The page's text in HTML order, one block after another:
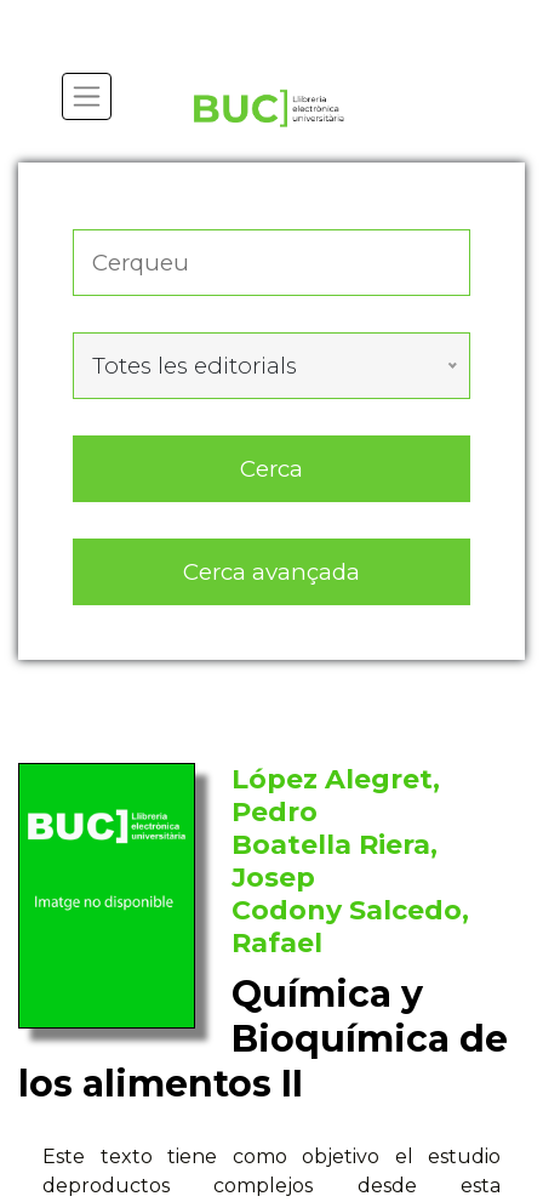
Totes les editorials
Cerca
Cerca avançada
López Alegret,
Pedro
Boatella Riera,
Josep
Codony Salcedo,
Rafael
Química y
Bioquímica de
los alimentos II
Este texto tiene como objetivo el estudio
deproductos complejos desde esta